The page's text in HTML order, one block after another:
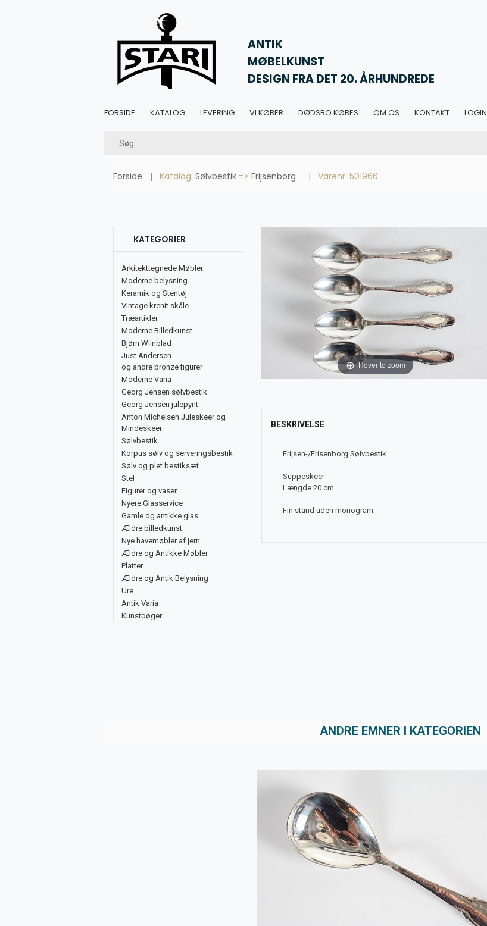
ANTIK
MØBELKUNST
DESIGN FRA DET 20. ÅRHUNDREDE
FORSIDE KATALOG LEVERING VI KØBER DØDSBO KØBES OM OS KONTAKT LOGIN
Forside Katalog: Sølvbestik=> Frijsenborg Varenr: 501966
KATEGORIER
Arkitekttegnede Møbler
Moderne belysning
Keramik og Stentøj
Vintage krenit skåle
Træartikler
Moderne Billedkunst
Bjørn Wiinblad
Just Andersen
og andre bronze figurer
Moderne Varia
Georg Jensen sølvbestik
Georg Jensen julepynt
Anton Michelsen Juleskeer og
Mindeskeer
Sølvbestik
Korpus sølv og serveringsbestik
Sølv og plet bestiksæt
Stel
Figurer og vaser
Nyere Glasservice
Gamle og antikke glas
Ældre billedkunst
Nye havemøbler af jern
Ældre og Antikke Møbler
Platter
Ældre og Antik Belysning
Ure
Antik Varia
Kunstbøger
Hover to zoom
BESKRIVELSE
Frijsen-/Frisenborg Sølvbestik
Suppeskeer
Længde 20 cm
Fin stand uden monogram
ANDRE EMNER I KATEGORIEN